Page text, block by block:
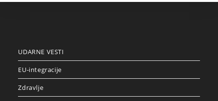
UDARNE VESTI
EU-integracije
Zdravlje